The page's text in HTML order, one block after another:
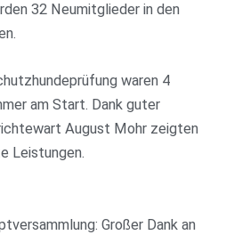
32 Neumitglieder in den
waren 4
am Start. Dank guter
August Mohr zeigten
Leistungen.
Großer Dank an